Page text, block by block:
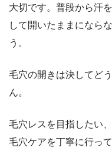
大切です。普段から汗
して開いたままになら
う。
毛穴の開きは決してど
ん。
毛穴レスを目指したい
毛穴ケアを丁寧に行っ